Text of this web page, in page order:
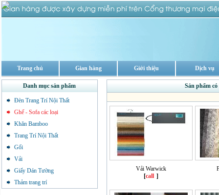
Trang chủ Gian hàng Giới thiệu Dịch vụ
Danh mục sản phẩm
Đèn Trang Trí Nội Thất
Ghế - Sofa các loại
Khăn Bamboo
Trang Trí Nội Thất
Gối
Vải
Giấy Dán Tường
Thảm trang trí
Sản phẩm
Vải Warwick
[call ]